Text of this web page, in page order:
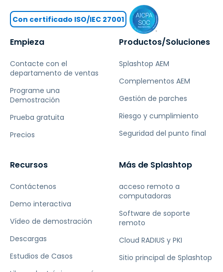
Empieza
Contacte con el
departamento de ventas
Programe una
Demostración
Prueba gratuita
Precios
Productos/Soluciones
Splashtop AEM
Complementos AEM
Gestión de parches
Riesgo y cumplimiento
Seguridad del punto final
Recursos
Contáctenos
Demo interactiva
Vídeo de demostración
Descargas
Estudios de Casos
Más de Splashtop
acceso remoto a
computadoras
Software de soporte
remoto
Cloud RADIUS y PKI
Sitio principal de Splashtop
Con certificado ISO/IEC 27001